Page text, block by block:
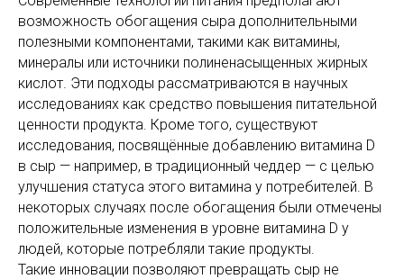
возможность обогащения сыра дополнительными
полезными компонентами, такими как витамины,
минералы или источники полиненасыщенных жирных
кислот. Эти подходы рассматриваются в научных
исследованиях как средство повышения питательной
ценности продукта. Кроме того, существуют
исследования, посвящённые добавлению витамина D
в сыр — например, в традиционный чеддер — с целью
улучшения статуса этого витамина у потребителей. В
некоторых случаях после обогащения были отмечены
положительные изменения в уровне витамина D у
людей, которые потребляли такие продукты.
Такие инновации позволяют превращать сыр не